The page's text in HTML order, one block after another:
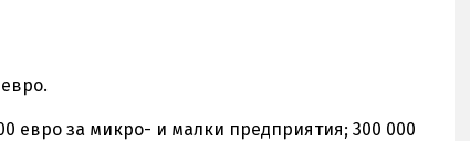
евро за микро- и малки предприятия; 300 000